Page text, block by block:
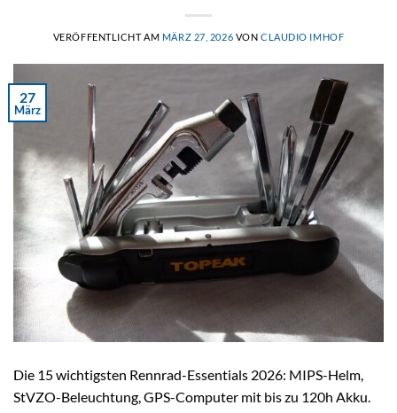
VERÖFFENTLICHT AM MÄRZ 27, 2026 VON CLAUDIO IMHOF
27
März
Die 15 wichtigsten Rennrad-Essentials 2026: MIPS-Helm,
StVZO-Beleuchtung, GPS-Computer mit bis zu 120h Akku.